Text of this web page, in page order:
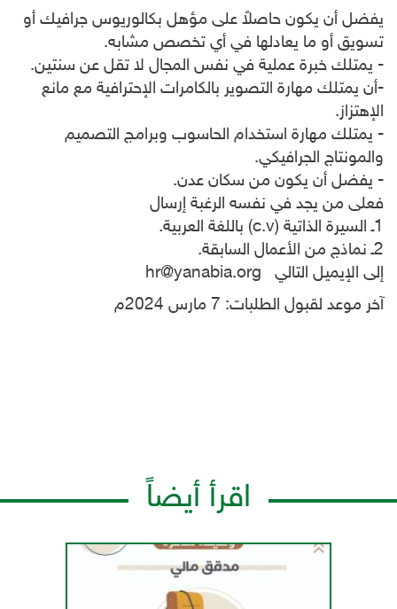
يفضل أن يكون حاصلاً على مؤهل بكالوريوس جرافيك أو
تسويق أو ما يعادلها في أي تخصص مشابه.
- يمتلك خبرة عملية في نفس المجال لا تقل عن سنتين.
-أن يمتلك مهارة التصوير بالكامرات الإحترافية مع مانع
الإهتزاز.
- يمتلك مهارة استخدام الحاسوب وبرامج التصميم
والمونتاج الجرافيكي.
- يفضل أن يكون من سكان عدن.
فعلى من يجد في نفسه الرغبة إرسال
1ـ السيرة الذاتية (c.v) باللغة العربية.
2ـ نماذج من الأعمال السابقة.
إلى الإيميل التالي hr@yanabia.org
آخر موعد لقبول الطلبات: 7 مارس 2024م
اقرأ أيضاً